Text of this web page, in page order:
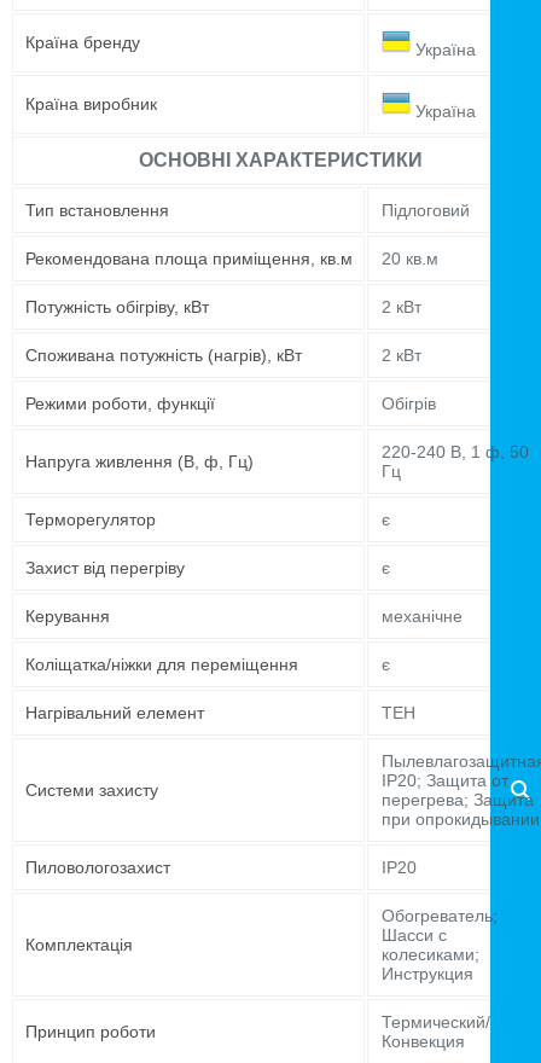
Країна бренду Україна
Країна виробник Україна
ОСНОВНІ ХАРАКТЕРИСТИКИ
Тип встановлення Підлоговий
Рекомендована площа приміщення, кв.м 20 кв.м
Потужність обігріву, кВт 2 кВт
Споживана потужність (нагрів), кВт 2 кВт
Режими роботи, функції Обігрів
Напруга живлення (В, ф, Гц)
220-240 В, 1 ф, 50
Гц
Терморегулятор є
Захист від перегріву є
Керування механічне
Коліщатка/ніжки для переміщення є
Нагрівальний елемент ТЕН
Системи захисту
IP20; Защита от
перегрева; Защита
при опрокидывании
Пиловологозахист IP20
Комплектація
Обогреватель;
Шасси с
колесиками;
Инструкция
Принцип роботи
Термический/
Конвекция